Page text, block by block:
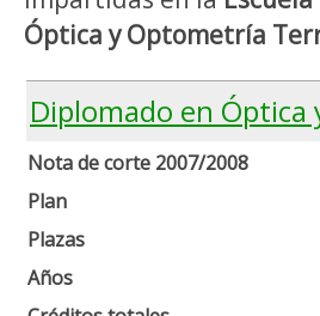
Óptica y Optometría
Diplomado en
Nota de corte 2007/2008
Plan
Plazas
Años